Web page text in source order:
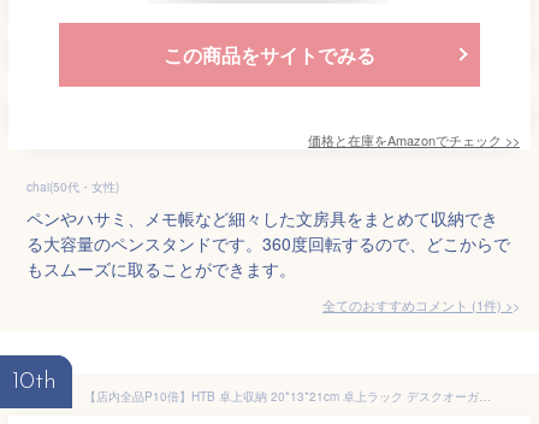
この商品をサイトでみる
価格と在庫をAmazonでチェック >>
chai(50代・女性)
ペンやハサミ、メモ帳など細々した文房具をまとめて収納でき
る大容量のペンスタンドです。360度回転するので、どこからで
もスムーズに取ることができます。
全てのおすすめコメント (1件) >
10th
【店内全品P10倍】HTB 卓上収納 20*13*21cm 卓上ラック デスクオーガナイザー リモコン 収納 文房具 化粧品 コスメボックス 小物入れ オフェス 机上ラック 収納ケース 引き出し付き 仕切り 多機能 竹製 脱プラ エコ プレゼント HTB-SC1